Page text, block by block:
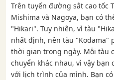
Trên tuyến đường sắt cao tốc
Mishima và Nagoya, bạn có
"Hikari". Tuy nhiên, vì tàu
nhất định, nên tàu "Kodama"
thời gian trong ngày. Mỗi tàu
chuyển khác nhau, vì vậy
với lịch trình của mình. Bạn có